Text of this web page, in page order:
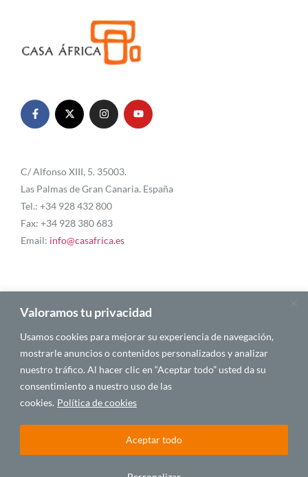
Valoramos tu privacidad
Usamos cookies para mejorar su experiencia de navegación,
mostrarle anuncios o contenidos personalizados y analizar
nuestro tráfico. Al hacer clic en “Aceptar todo” usted da su
consentimiento a nuestro uso de las
cookies. Política de cookies
Aceptar todo
C/ Alfonso XIII, 5. 35003.
Las Palmas de Gran Canaria. España
Tel.: +34 928 432 800
Fax: +34 928 380 683
Email: info@casafrica.es
Blog
Quiénes somos
Autores
Español